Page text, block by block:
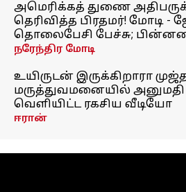
அமெரிக்கத் துணை
தெரிவித்த பிரதமர்! மோடி -
தொலைபேசி பேச்சு;
நரேந்திர மோடி
உயிருடன் இருக்கிறாரா
மருத்துவமனையில்
வெளியிட்ட ரகசிய வீடியோ
ஈரான்